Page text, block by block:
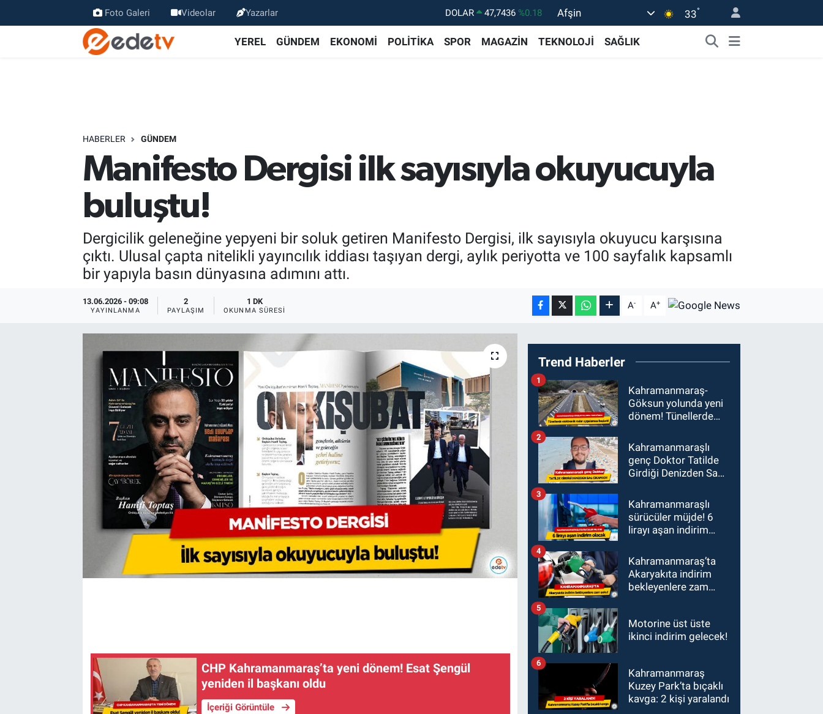
Foto Galeri Videolar Yazarlar DOLAR 47,7436 %0.18
EURO
55,2510
%0.32
Afşin 33°
YEREL GÜNDEM EKONOMİ POLİTİKA SPOR MAGAZİN TEKNOLOJİ SAĞLIK
HABERLER GÜNDEM
Manifesto Dergisi ilk sayısıyla okuyucuyla
buluştu!
Dergicilik geleneğine yepyeni bir soluk getiren Manifesto Dergisi, ilk sayısıyla okuyucu karşısına
çıktı. Ulusal çapta nitelikli yayıncılık iddiası taşıyan dergi, aylık periyotta ve 100 sayfalık kapsamlı
bir yapıyla basın dünyasına adımını attı.
13.06.2026 - 09:08
YAYINLANMA
2
PAYLAŞIM
1 DK
OKUNMA SÜRESI A- A+
CHP Kahramanmaraş’ta yeni dönem! Esat Şengül
yeniden il başkanı oldu
İçeriği Görüntüle
Trend Haberler
Kahramanmaraş-
Göksun yolunda yeni
dönem! Tünellerde
uygulaması başladı
1
Kahramanmaraşlı
genç Doktor Tatilde
Girdiği Denizden Sağ
2
Kahramanmaraşlı
sürücüler müjde! 6
lirayı aşan indirim
3
Kahramanmaraş’ta
Akaryakıta indirim
bekleyenlere zam
4
Motorine üst üste
ikinci indirim gelecek!
5
Kahramanmaraş
Kuzey Park’ta bıçaklı
kavga: 2 kişi yaralandı
6